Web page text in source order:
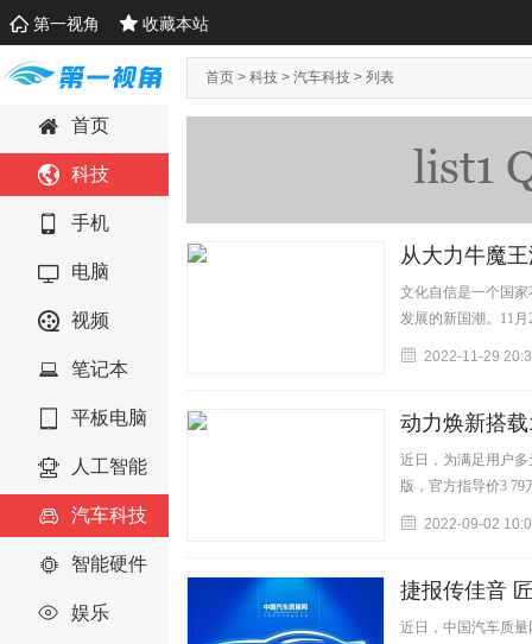
第一视角 收藏本站
首页
科技
手机
电脑
视频
笔记本
平板电脑
人工智能
汽车科技
智能硬件
娱乐
首页 > 科技 > 汽车科技 > 列表
从大力牛魔
文化自信是一个国
发展的新国潮。11
2022-11-29
动力焕新搭
近日，为满足用户
版，官方指导价3
2022-09-02
捷报传佳音
SUV质量排
近日，中国汽车质